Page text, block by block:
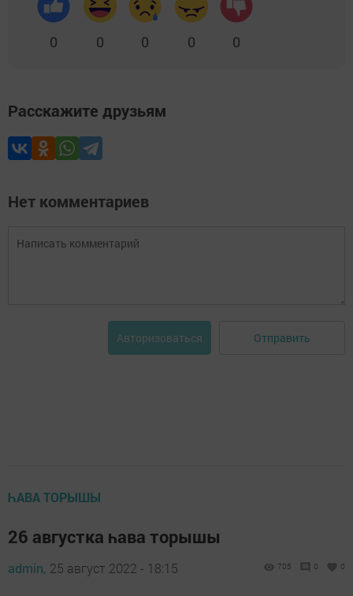
0 0 0 0 0
Расскажите друзьям
Нет комментариев
Авторизоваться Отправить
ҺАВА ТОРЫШЫ
26 августка һава торышы
admin, 25 август 2022 - 18:15 705 0 0